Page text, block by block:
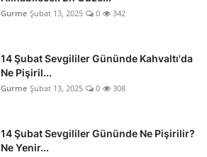
Gurme Şubat 13, 2025 0 342
14 Şubat Sevgililer Gününde Kahvaltı'da
Ne Pişiril...
Gurme Şubat 13, 2025 0 308
14 Şubat Sevgililer Gününde Ne Pişirilir?
Ne Yenir...